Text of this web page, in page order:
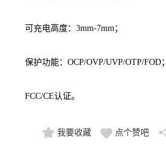
可充电高度：3mm-7mm；
保护功能：OCP/OVP/UVP/OTP/FOD；
FCC/CE认证。
我要收藏 点个赞吧